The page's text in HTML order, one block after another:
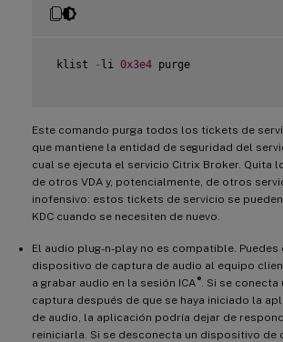
klist - li 0x3e4 purge
Este comando purga todos los tickets de
que mantiene la entidad de seguridad del
cual se ejecuta el servicio Citrix Broker. Quita
de otros VDA y, potencialmente, de otros
inofensivo: estos tickets de servicio se
KDC cuando se necesiten de nuevo.
El audio plug-n-play no es compatible. Puedes
dispositivo de captura de audio al equipo
a grabar audio en la sesión ICA ®. Si se
captura después de que se haya iniciado la
de audio, la aplicación podría dejar de
reiniciarla. Si se desconecta un dispositivo de